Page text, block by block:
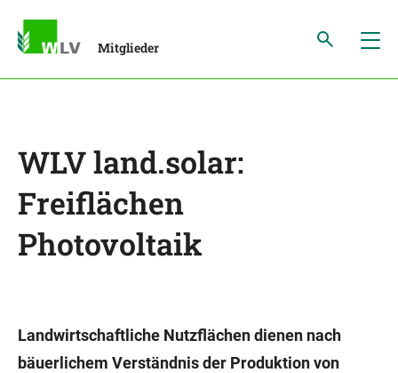
Mitglieder
WLV land.solar:
Freiflächen
Photovoltaik
Landwirtschaftliche Nutzflächen dienen nach
bäuerlichem Verständnis der Produktion von